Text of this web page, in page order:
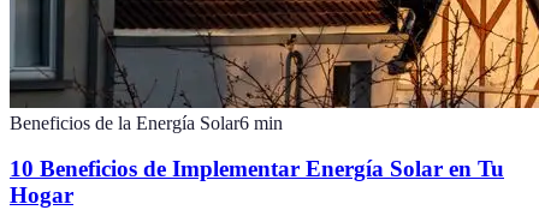
Beneficios de la Energía Solar6 min
10 Beneficios de Implementar Energía Solar en Tu
Hogar